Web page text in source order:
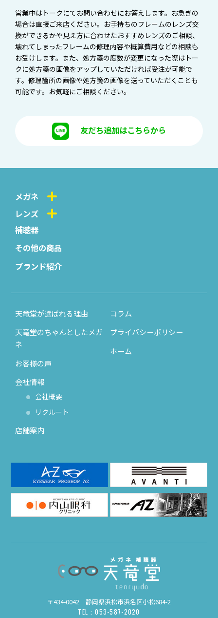
営業中はトークにてお問い合わせにお答えします。お急ぎの
場合は直接ご来店ください。お手持ちのフレームのレンズ交
換ができるかや見え方に合わせたおすすめレンズのご相談、
壊れてしまったフレームの修理内容や概算費用などの相談も
お受けします。また、処方箋の度数が変更になった際はトー
クに処方箋の画像をアップしていただければ受注が可能で
す。修理箇所の画像や処方箋の画像を送っていただくことも
可能です。お気軽にご相談ください。
友だち追加はこちらから
メガネ
レンズ
補聴器
その他の商品
ブランド紹介
天竜堂が選ばれる理由
天竜堂のちゃんとしたメガ
ネ
お客様の声
会社情報
会社概要
リクルート
店舗案内
コラム
プライバシーポリシー
ホーム
〒434-0042 静岡県浜松市浜名区小松684-2
TEL：053-587-2020